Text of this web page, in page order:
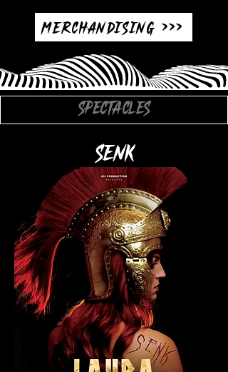
Merchandising >>>
SPECTACLES
SENK